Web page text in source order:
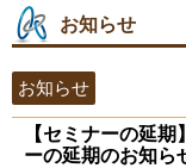
お知らせ
お知らせ
【セミナーの延
ーの延期のお知ら